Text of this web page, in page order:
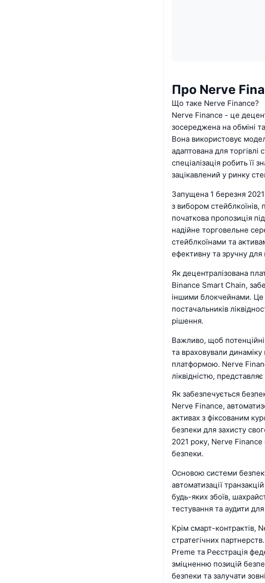
Про Nerve
Що таке Nerve Finance?
Nerve Finance - це
зосереджена на обміні
Вона використовує
адаптована для
спеціалізація робить
зацікавлений у ринку
Запущена 1 березня
з вибором
початкова пропозиція
надійне торговельне
стейблкоїнами та
ефективну та зручну для
Як децентралізована
Binance Smart Chain,
іншими блокчейнами. Це
постачальників
рішення.
Важливо, щоб
та враховували
платформою. Nerve
ліквідністю,
Як забезпечується
Nerve Finance,
активах з фіксованим
безпеки для захисту
2021 року, Nerve
безпеки.
Основою системи
автоматизації
будь-яких збоїв,
тестування та аудити для
Крім смарт-контрактів,
стратегічних
Preme та Реєстрація
зміцненню позицій
безпеки та залучати